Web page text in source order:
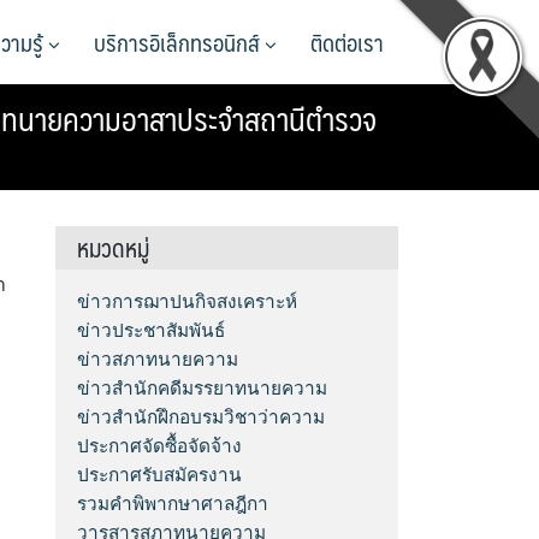
ามรู้ บริการอิเล็กทรอนิกส์ ติดต่อเรา
ายความอาสาประจำสถานีตำรวจ
หมวดหมู่
ข่าวการฌาปนกิจสงเคราะห์
ข่าวประชาสัมพันธ์
ข่าวสภาทนายความ
ข่าวสำนักคดีมรรยาทนายความ
ข่าวสำนักฝึกอบรมวิชาว่าความ
ประกาศจัดซื้อจัดจ้าง
ประกาศรับสมัครงาน
รวมคำพิพากษาศาลฎีกา
วารสารสภาทนายความ